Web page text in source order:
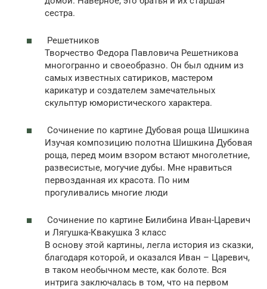
сестра.
Решетников
Творчество Федора Павловича Решетникова
многогранно и своеобразно. Он был одним из
самых известных сатириков, мастером
карикатур и создателем замечательных
скульптур юмористического характера.
Сочинение по картине Дубовая роща Шишкина
Изучая композицию полотна Шишкина Дубовая
роща, перед моим взором встают многолетние,
развесистые, могучие дубы. Мне нравиться
первозданная их красота. По ним
прогуливались многие люди
Сочинение по картине Билибина Иван-Царевич
и Лягушка-Квакушка 3 класс
В основу этой картины, легла история из сказки,
благодаря которой, и оказался Иван – Царевич,
в таком необычном месте, как болоте. Вся
интрига заключалась в том, что на первом